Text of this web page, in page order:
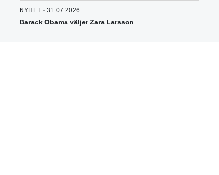
NYHET - 31.07.2026
Barack Obama väljer Zara Larsson